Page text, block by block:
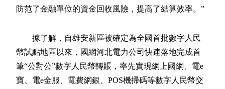
防范了金融單位的資金回收風險，提高了結算效率。”
據了解，自雄安新區被確定為全國首批數字人民
幣試點地區以來，國網河北電力公司快速落地完成首
筆“公對公”數字人民幣轉賬，率先實現網上國網、電e
寶、電e金服、電費網銀、POS機掃碼等數字人民幣交